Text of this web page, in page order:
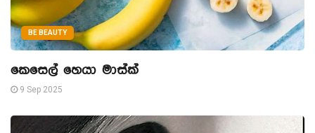
BE BEAUTY
කෙසෙල් හෙයා මාස්ක්
9 Sep 2025